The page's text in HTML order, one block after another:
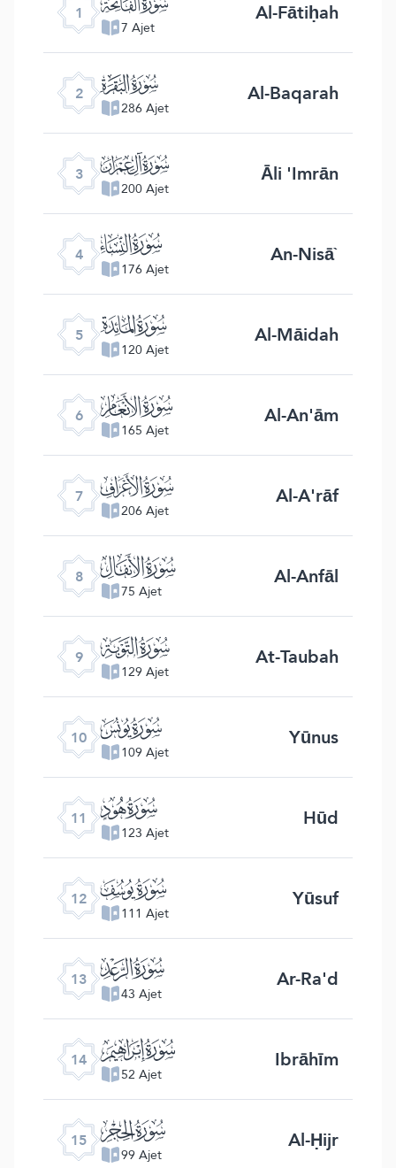
1
7 Ajet Al-Fātiḥah
2 ﮎ
286 Ajet Al-Baqarah
3 ﮏ
200 Ajet Āli 'Imrān
4 ﮐ
176 Ajet An-Nisā`
5 ﮑ
120 Ajet Al-Māidah
6 ﮒ
165 Ajet Al-An'ām
7 ﮓ
206 Ajet Al-A'rāf
8 ﮔ
75 Ajet Al-Anfāl
9 ﮕ
129 Ajet At-Taubah
10 ﮖ
109 Ajet Yūnus
11 ﮗ
123 Ajet Hūd
12 ﮘ
111 Ajet Yūsuf
13 ﮙ
43 Ajet Ar-Ra'd
14 ﮚ
52 Ajet Ibrāhīm
15 ﮛ
99 Ajet Al-Ḥijr